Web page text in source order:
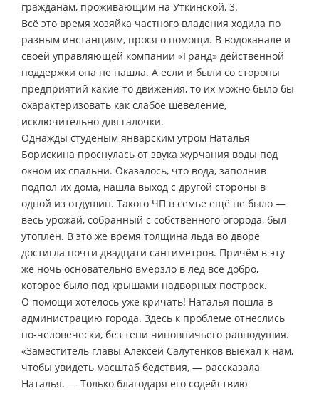
гражданам, проживающим на Уткинской, 3.
Всё это время хозяйка частного владения ходила по
разным инстанциям, прося о помощи. В водоканале и
своей управляющей компании «Гранд» действенной
поддержки она не нашла. А если и были со стороны
предприятий какие-то движения, то их можно было бы
охарактеризовать как слабое шевеление,
исключительно для галочки.
Однажды студёным январским утром Наталья
Борискина проснулась от звука журчания воды под
окном их спальни. Оказалось, что вода, заполнив
подпол их дома, нашла выход с другой стороны в
одной из отдушин. Такого ЧП в семье ещё не было —
весь урожай, собранный с собственного огорода, был
утоплен. В это же время толщина льда во дворе
достигла почти двадцати сантиметров. Причём в эту
же ночь основательно вмёрзло в лёд всё добро,
которое было под крышами надворных построек.
О помощи хотелось уже кричать! Наталья пошла в
администрацию города. Здесь к проблеме отнеслись
по-человечески, без тени чиновничьего равнодушия.
«Заместитель главы Алексей Салутенков выехал к нам,
чтобы увидеть масштаб бедствия, — рассказала
Наталья. — Только благодаря его содействию